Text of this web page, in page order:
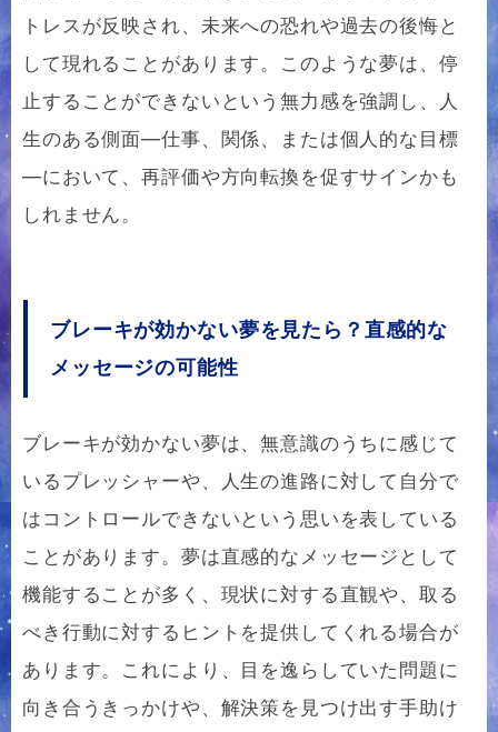
トレスが反映され、未来への恐れや過去の後悔と
して現れることがあります。このような夢は、停
止することができないという無力感を強調し、人
生のある側面—仕事、関係、または個人的な目標
—において、再評価や方向転換を促すサインかも
しれません。
ブレーキが効かない夢を見たら？直感的な
メッセージの可能性
ブレーキが効かない夢は、無意識のうちに感じて
いるプレッシャーや、人生の進路に対して自分で
はコントロールできないという思いを表している
ことがあります。夢は直感的なメッセージとして
機能することが多く、現状に対する直観や、取る
べき行動に対するヒントを提供してくれる場合が
あります。これにより、目を逸らしていた問題に
向き合うきっかけや、解決策を見つけ出す手助け